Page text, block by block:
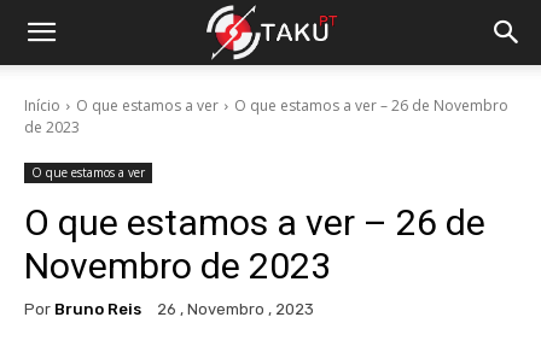
Início O que estamos a ver
O que estamos a ver – 26 de Novembro
de 2023
O que estamos a ver
O que estamos a ver – 26 de
Novembro de 2023
Por Bruno Reis 26 , Novembro , 2023